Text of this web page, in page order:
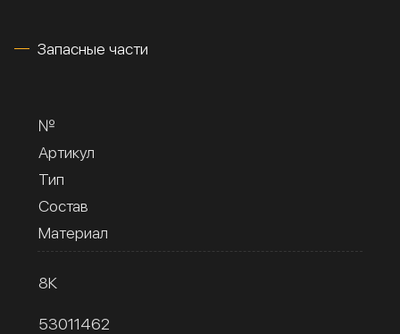
Запасные части
№
Артикул
Тип
Состав
Материал
8К
53011462